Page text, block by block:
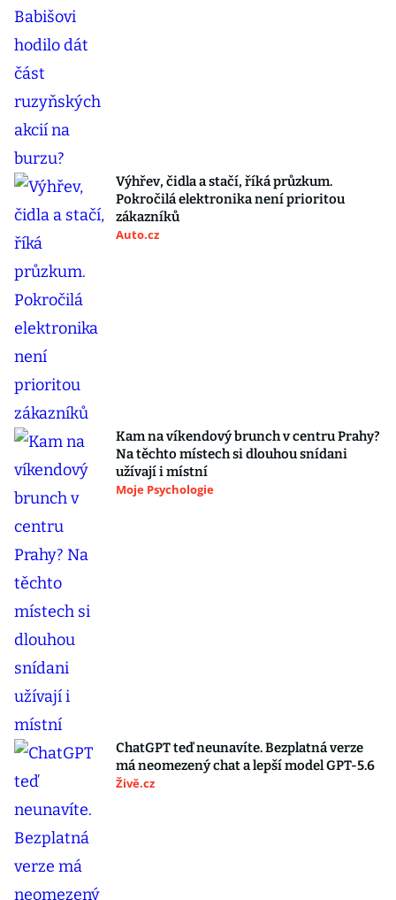
Výhřev, čidla a stačí, říká průzkum.
Pokročilá elektronika není prioritou
zákazníků
Auto.cz
Kam na víkendový brunch v centru Prahy?
Na těchto místech si dlouhou snídani
užívají i místní
Moje Psychologie
ChatGPT teď neunavíte. Bezplatná verze
má neomezený chat a lepší model GPT-5.6
Živě.cz